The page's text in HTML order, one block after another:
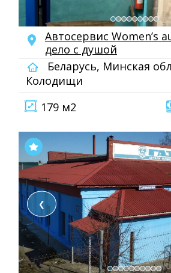
Автосервис Women’s
дело с душой
Беларусь, Минская
Колодищи
179 м2
❮